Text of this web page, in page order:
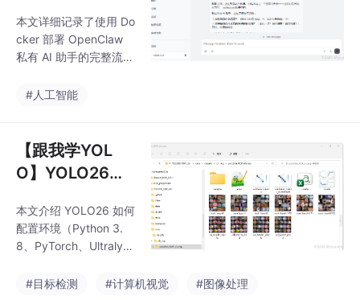
验证，说明 Claude Co
de 与 STM32 工具链的
分工及协同方法。
本文详细记录了使用 Do
cker 部署 OpenClaw
私有 AI 助手的完整流
Docker Desktop 和 Gi
初始化配置。重点介绍
了 AI 模型（Kimi）和飞
书消息渠道的接入方
访问、设备配对、飞书
应用创建与权限配置。
最后通过发送测试消息
Docker 部署方式具有
#人工智能
【跟我学YOL
O】YOLO26
模型训练
本文介绍 YOLO26 如何
配置环境（Python 3.
8、PyTorch、Ultralyti
型，重点演示使用自定
#目标检测 #计算机视觉 #图像处理